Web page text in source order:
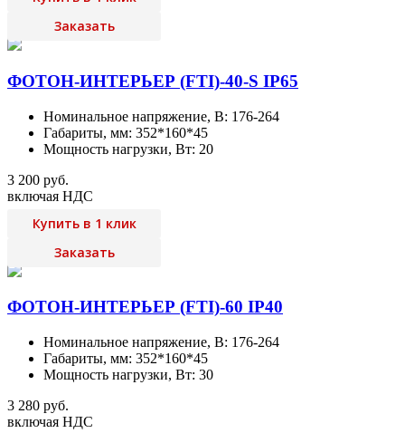
Заказать
ФОТОН-ИНТЕРЬЕР (FTI)-40-S IP65
Номинальное напряжение, В: 176-264
Габариты, мм: 352*160*45
Мощность нагрузки, Вт: 20
3 200 руб.
включая НДС
Купить в 1 клик
Заказать
ФОТОН-ИНТЕРЬЕР (FTI)-60 IP40
Номинальное напряжение, В: 176-264
Габариты, мм: 352*160*45
Мощность нагрузки, Вт: 30
3 280 руб.
включая НДС